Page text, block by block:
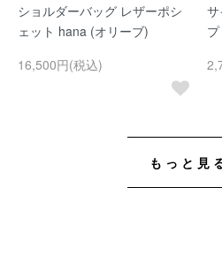
ショルダーバッグ レザーポシ
ェット hana (オリーブ)
16,500円(税込)
もっと見